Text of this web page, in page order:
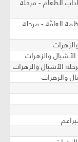
آداب الطعام - مرحلة
العامّة - مرحلة